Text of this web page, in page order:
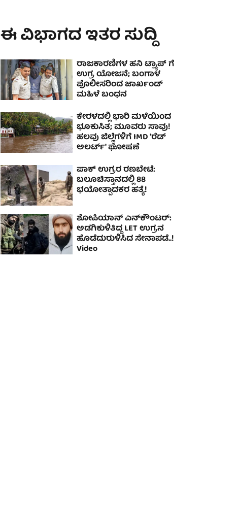
ಈ ವಿಭಾಗದ ಇತರ ಸುದ್ದಿ
ರಾಜಕಾರಣಿಗಳ ಹನಿ ಟ್ರ್ಯಾಪ್ ಗೆ
ಉಗ್ರ ಯೋಜನೆ; ಬಂಗಾಳ
ಪೊಲೀಸರಿಂದ ಜಾರ್ಖಂಡ್
ಮಹಿಳೆ ಬಂಧನ
ಕೇರಳದಲ್ಲಿ ಭಾರಿ ಮಳೆಯಿಂದ
ಭೂಕುಸಿತ; ಮೂವರು ಸಾವು!
ಹಲವು ಜಿಲ್ಲೆಗಳಿಗೆ IMD 'ರೆಡ್
ಅಲರ್ಟ್' ಘೋಷಣೆ
ಪಾಕ್ ಉಗ್ರರ ರಣಬೇಟೆ:
ಬಲೂಚಿಸ್ತಾನದಲ್ಲಿ 88
ಭಯೋತ್ಪಾದಕರ ಹತ್ಯೆ!
ಶೋಪಿಯಾನ್‌ ಎನ್‌ಕೌಂಟರ್‌:
ಅಡಗಿಕುಳಿತಿದ್ದ LET ಉಗ್ರನ
ಹೊಡೆದುರುಳಿಸಿದ ಸೇನಾಪಡೆ..!
Video